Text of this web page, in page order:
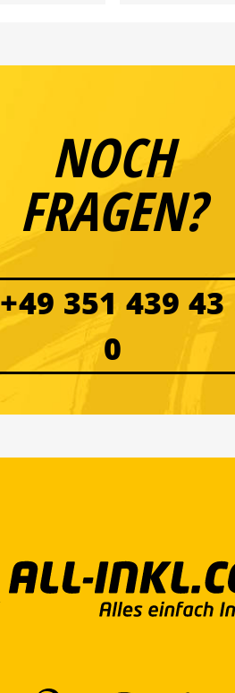
NOCH
FRAGEN?
+49 351 439 43
0